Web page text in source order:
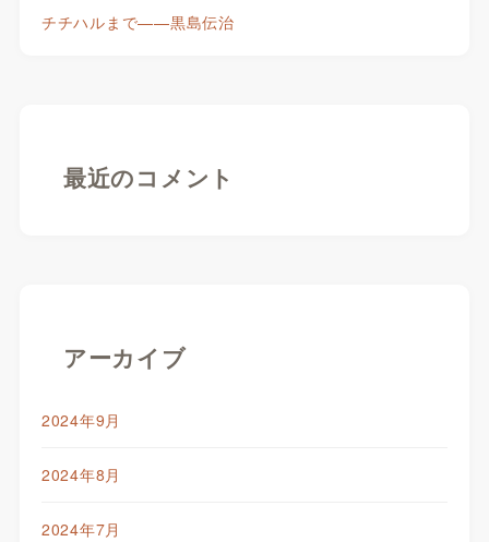
チチハルまで——黒島伝治
最近のコメント
アーカイブ
2024年9月
2024年8月
2024年7月